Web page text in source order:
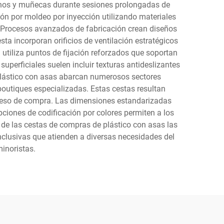
y muñecas durante sesiones prolongadas de
por moldeo por inyección utilizando materiales
avanzados de fabricación crean diseños
incorporan orificios de ventilación estratégicos
puntos de fijación reforzados que soportan
suelen incluir texturas antideslizantes
con asas abarcan numerosos sectores
especializadas. Estas cestas resultan
de compra. Las dimensiones estandarizadas
de codificación por colores permiten a los
las cestas de compras de plástico con asas las
que atienden a diversas necesidades del